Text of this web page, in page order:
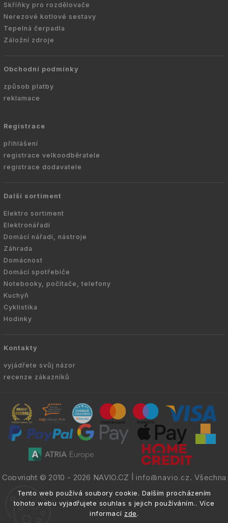
Tento web používá soubory cookie. Dalším procházením
tohoto webu vyjadřujete souhlas s jejich používáním.. Více
informací zde.
Skříňky pro rozdělovače
Nerezové kotlové sestavy
Tepelná čerpadla
Záložní zdroje
Obchodní podmínky
způsob platby
reklamace
Registrace
přihlášení
registrace velkoodběratele
registrace dodavatele
Další sortiment
Elektro sortiment
Elektronářadí
Domácí nářadí, nástroje
Záhrada
Domácnost
Domácí spotřebiče
Notebooky, počítače, telefony
Kuchyň
Cyklistika
Hodinky
Kontakty
vyjádřete svůj názor
recenze zákazníků
Copyright © 2010 - 2026 NAVIO.CZ info@navio.cz. Všechna
práva vyhrazena.